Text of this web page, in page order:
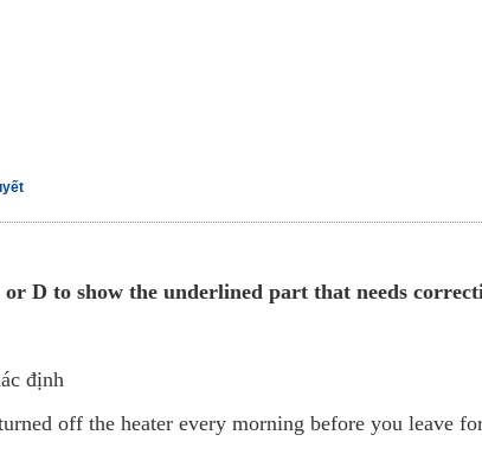
D to show the underlined part that needs
định
off the heater every morning before you leave